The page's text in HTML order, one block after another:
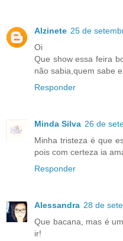
Alzinete 25 de
Oi
Que show essa feira
não sabia,quem sabe
Responder
Minda Silva 26 de
Minha tristeza é que
pois com certeza ia
Responder
Alessandra 28 de
Que bacana, mas é
ir!